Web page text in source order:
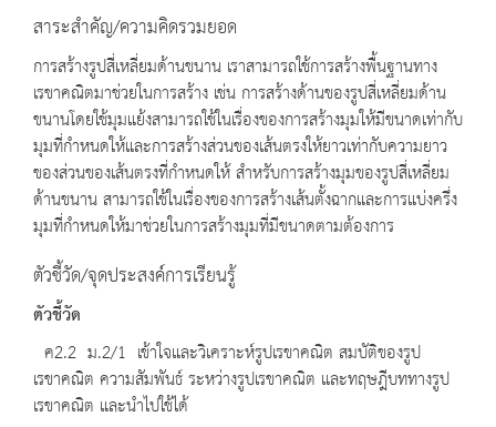
สาระสำคัญ/ความคิดรวมยอด
การสร้างรูปสี่เหลี่ยมด้านขนาน เราสามารถใช้การสร้างพื้นฐานทาง
เรขาคณิตมาช่วยในการสร้าง เช่น การสร้างด้านของรูปสี่เหลี่ยมด้าน
ขนานโดยใช้มุมแย้งสามารถใช้ในเรื่องของการสร้างมุมให้มีขนาดเท่ากับ
มุมที่กำหนดให้และการสร้างส่วนของเส้นตรงให้ยาวเท่ากับความยาว
ของส่วนของเส้นตรงที่กำหนดให้ สำหรับการสร้างมุมของรูปสี่เหลี่ยม
ด้านขนาน สามารถใช้ในเรื่องของการสร้างเส้นตั้งฉากและการแบ่งครึ่ง
มุมที่กำหนดให้มาช่วยในการสร้างมุมที่มีขนาดตามต้องการ
ตัวชี้วัด/จุดประสงค์การเรียนรู้
ตัวชี้วัด
ค2.2 ม.2/1 เข้าใจและวิเคราะห์รูปเรขาคณิต สมบัติของรูป
เรขาคณิต ความสัมพันธ์ ระหว่างรูปเรขาคณิต และทฤษฎีบททางรูป
เรขาคณิต และนำไปใช้ได้